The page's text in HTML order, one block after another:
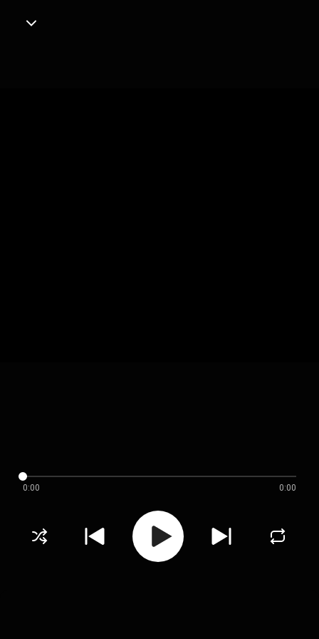
0:00 0:00